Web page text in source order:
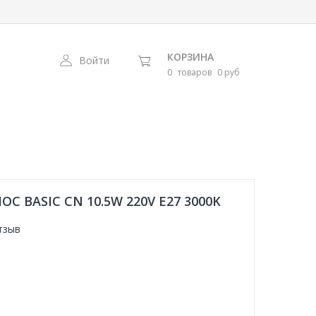
Войти КОРЗИНА
0 товаров 0 руб
CN 10.5W 220V E27 3000K